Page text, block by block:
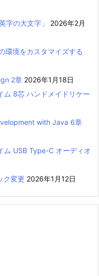
字の大文字」
2026年2月
境をカスタマイズする
2章 2026年1月18日
ム 8芯 ハンドメイドリケー
with Java 6章
ム USB Type-C オーディオ
ク変更 2026年1月12日